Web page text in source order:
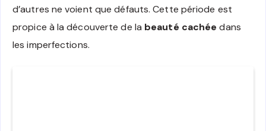
d’autres ne voient que défauts. Cette période est
propice à la découverte de la beauté cachée dans
les imperfections.